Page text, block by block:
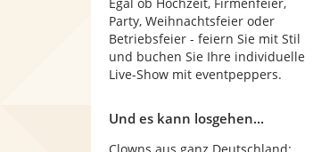
Party, Weihnachtsfeier oder
Betriebsfeier - feiern Sie mit Stil
und buchen Sie Ihre individuelle
Live-Show mit eventpeppers.
Und es kann losgehen...